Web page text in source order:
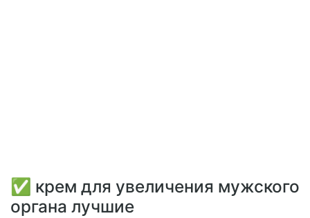
✅ крем для увеличения мужского
органа лучшие